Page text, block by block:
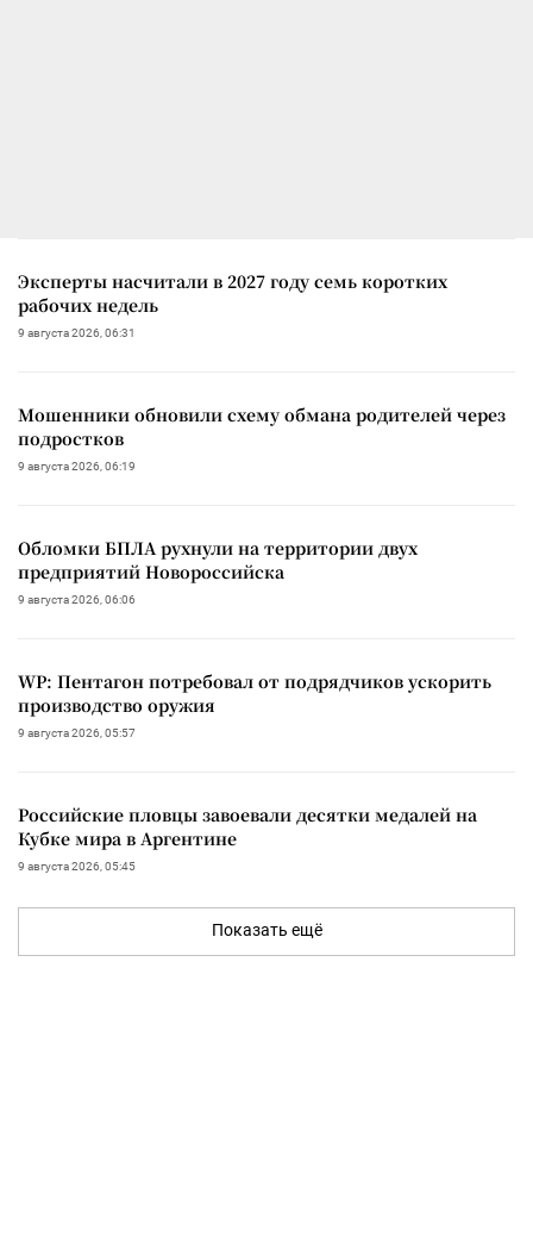
Эксперты насчитали в 2027 году семь коротких
рабочих недель
9 августа 2026, 06:31
Мошенники обновили схему обмана родителей через
подростков
9 августа 2026, 06:19
Обломки БПЛА рухнули на территории двух
предприятий Новороссийска
9 августа 2026, 06:06
WP: Пентагон потребовал от подрядчиков ускорить
производство оружия
9 августа 2026, 05:57
Российские пловцы завоевали десятки медалей на
Кубке мира в Аргентине
9 августа 2026, 05:45
Показать ещё